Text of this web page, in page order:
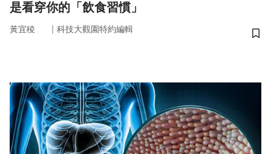
是看穿你的「飲食習慣」
黃宜稜 ｜ 科技大觀園特約編輯
儲